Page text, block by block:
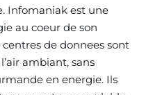
Infomaniak est une
au coeur de son
de donnees sont
ambiant, sans
en energie. Ils